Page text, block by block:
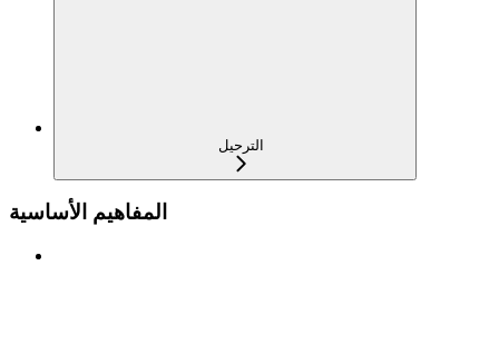
الترحيل
المفاهيم الأساسية